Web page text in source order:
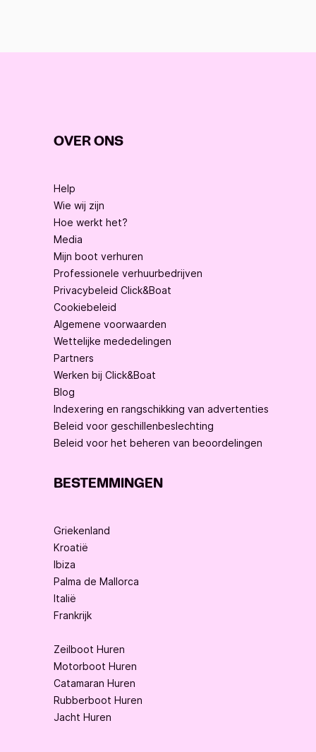
OVER ONS
Help
Wie wij zijn
Hoe werkt het?
Media
Mijn boot verhuren
Professionele verhuurbedrijven
Privacybeleid Click&Boat
Cookiebeleid
Algemene voorwaarden
Wettelijke mededelingen
Partners
Werken bij Click&Boat
Blog
Indexering en rangschikking van advertenties
Beleid voor geschillenbeslechting
Beleid voor het beheren van beoordelingen
BESTEMMINGEN
Griekenland
Kroatië
Ibiza
Palma de Mallorca
Italië
Frankrijk
Zeilboot Huren
Motorboot Huren
Catamaran Huren
Rubberboot Huren
Jacht Huren